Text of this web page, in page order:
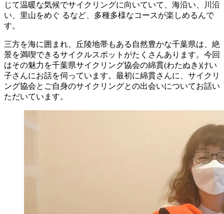
じて温暖な気候でサイクリングに向いていて、海沿い、川沿
い、里山をめぐ るなど、多種多様なコースが楽しめるんで
す。
三方を海に囲まれ、丘陵地帯もある自然豊かな千葉県は、絶
景を満喫できるサイクルスポットがたくさんあります。今回
はその魅力を千葉県サイクリング協会の綿貫(わたぬき)けい
子さんにお話を伺っています。最初に綿貫さんに、サイクリ
ング協会とご自身のサイクリングとの出会いについてお話い
ただいています。